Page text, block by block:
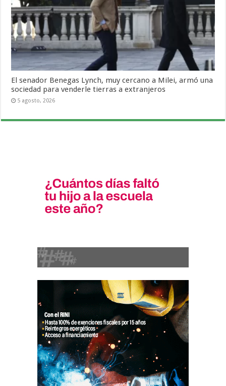
El senador Benegas Lynch, muy cercano a Milei, armó una
sociedad para venderle tierras a extranjeros
5 agosto, 2026